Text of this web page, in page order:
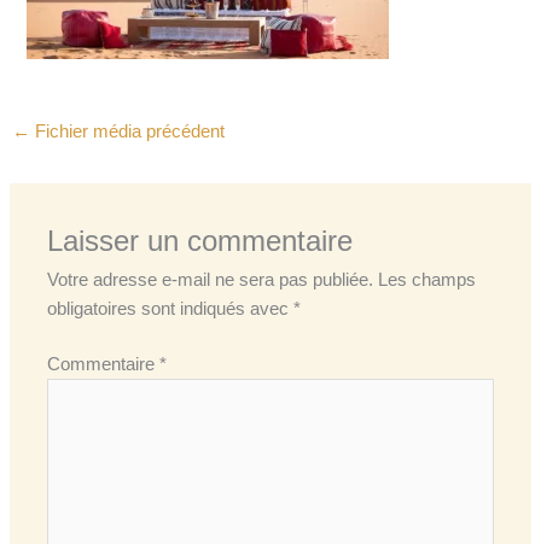
← Fichier média précédent
Laisser un commentaire
Votre adresse e-mail ne sera pas publiée. Les champs
obligatoires sont indiqués avec*
Commentaire*